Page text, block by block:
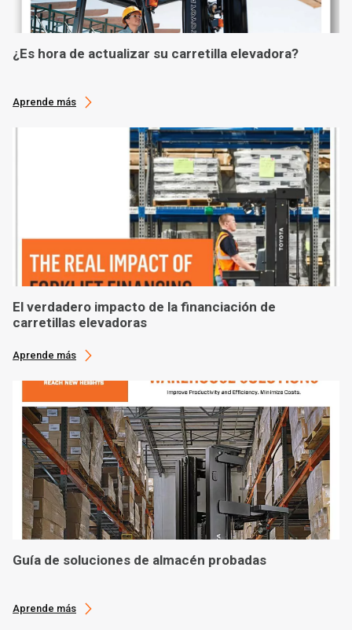
¿Es hora de actualizar su carretilla elevadora?
Aprende más
El verdadero impacto de la financiación de
carretillas elevadoras
Aprende más
Guía de soluciones de almacén probadas
Aprende más